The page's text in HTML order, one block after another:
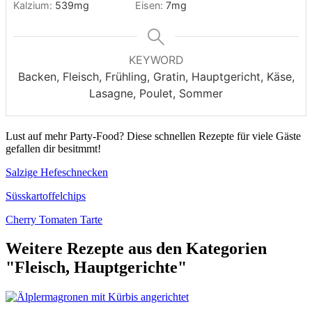
Kalzium: 539mg Eisen: 7mg
KEYWORD
Backen, Fleisch, Frühling, Gratin, Hauptgericht, Käse,
Lasagne, Poulet, Sommer
Lust auf mehr Party-Food? Diese schnellen Rezepte für viele Gäste
gefallen dir besitmmt!
Salzige Hefeschnecken
Süsskartoffelchips
Cherry Tomaten Tarte
Weitere Rezepte aus den Kategorien
"Fleisch, Hauptgerichte"